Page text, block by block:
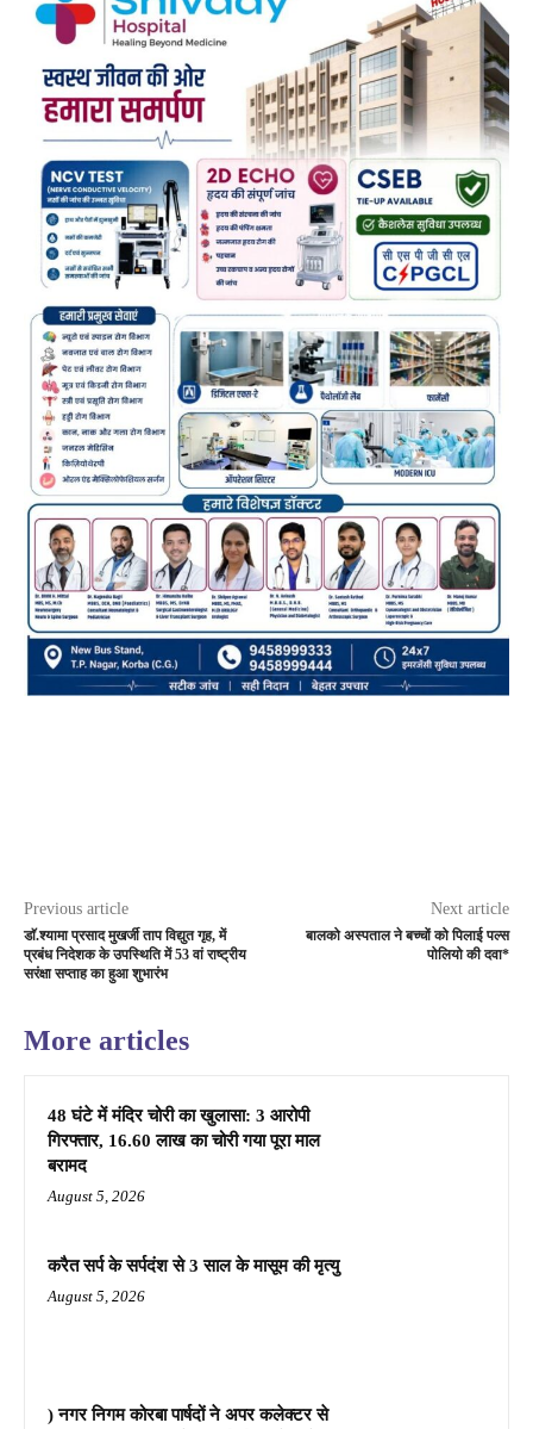
Previous article
डाॅ.श्यामा प्रसाद मुखर्जी ताप विद्युत गृह, में
प्रबंध निदेशक के उपस्थिति में 53 वां राष्ट्रीय
सरंक्षा सप्ताह का हुआ शुभारंभ
Next article
बालको अस्पताल ने बच्चों को पिलाई पल्स
पोलियो की दवा*
More articles
48 घंटे में मंदिर चोरी का खुलासा: 3 आरोपी
गिरफ्तार, 16.60 लाख का चोरी गया पूरा माल
बरामद
August 5, 2026
करैत सर्प के सर्पदंश से 3 साल के मासूम की मृत्यु
August 5, 2026
) नगर निगम कोरबा पार्षदों ने अपर कलेक्टर से